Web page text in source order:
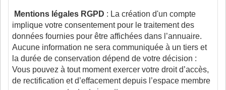
Mentions légales RGPD : La création d'un compte
implique votre consentement pour le traitement des
données fournies pour être affichées dans l’annuaire.
Aucune information ne sera communiquée à un tiers et
la durée de conservation dépend de votre décision :
Vous pouvez à tout moment exercer votre droit d’accès,
de rectification et d’effacement depuis l’espace membre